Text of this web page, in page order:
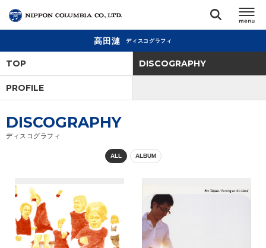
アーティスト
ランキング
オーディション
高田漣 ディスコグラフィ
TOP DISCOGRAPHY
PROFILE
DISCOGRAPHY
ディスコグラフィ
ALL ALBUM